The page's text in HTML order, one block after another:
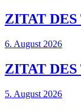
ZITAT DES
6. August 2026
ZITAT DES
5. August 2026